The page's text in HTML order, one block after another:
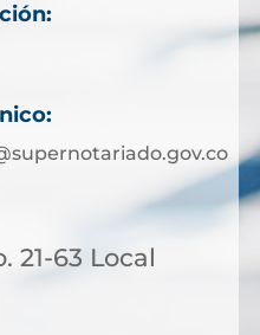
21-63 Local